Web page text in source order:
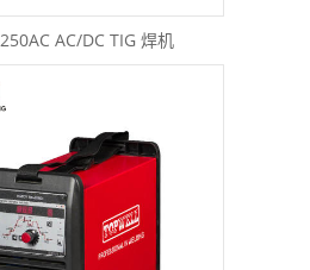
AC/DC TIG 焊机